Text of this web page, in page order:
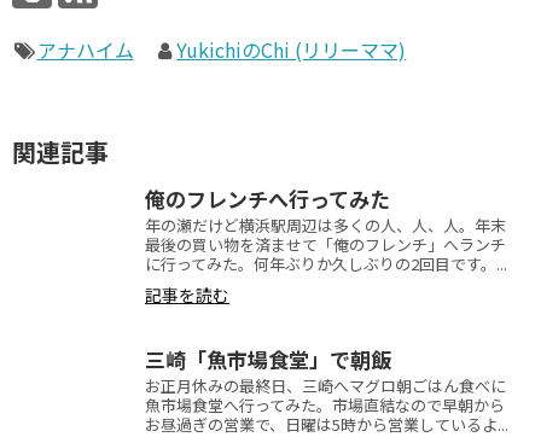
アナハイム YukichiのChi (リリーママ)
関連記事
俺のフレンチへ行ってみた
年の瀬だけど横浜駅周辺は多くの人、人、人。年末
最後の買い物を済ませて「俺のフレンチ」へランチ
に行ってみた。何年ぶりか久しぶりの2回目です。...
記事を読む
三崎「魚市場食堂」で朝飯
お正月休みの最終日、三崎へマグロ朝ごはん食べに
魚市場食堂へ行ってみた。市場直結なので早朝から
お昼過ぎの営業で、日曜は5時から営業しているよ...